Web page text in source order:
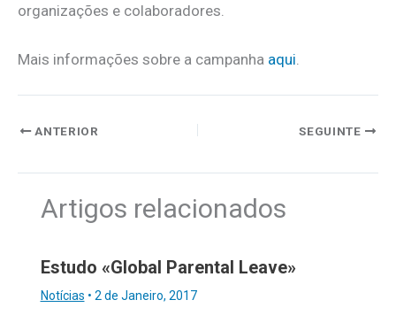
organizações e colaboradores.
Mais informações sobre a campanha aqui.
ANTERIOR SEGUINTE
Artigos relacionados
Estudo «Global Parental Leave»
Notícias • 2 de Janeiro, 2017